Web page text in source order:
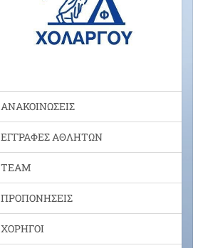
ΑΝΑΚΟΙΝΩΣΕΙΣ
ΕΓΓΡΑΦΕΣ ΑΘΛΗΤΩΝ
TEAM
ΠΡΟΠΟΝΗΣΕΙΣ
ΧΟΡΗΓΟΙ